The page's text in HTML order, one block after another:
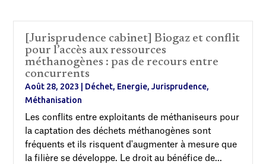
[Jurisprudence cabinet] Biogaz et conflit
pour l’accès aux ressources
méthanogènes : pas de recours entre
concurrents
Août 28, 2023 Déchet, Energie,Jurisprudence,
Méthanisation
Les conflits entre exploitants de méthaniseurs pour
la captation des déchets méthanogènes sont
fréquents et ils risquent d'augmenter à mesure que
la filière se développe. Le droit au bénéfice de...